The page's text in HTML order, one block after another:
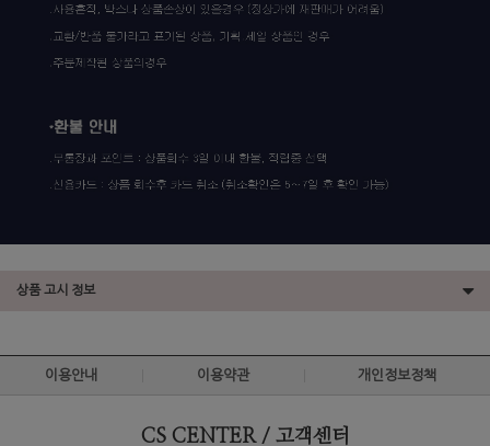
상품 고시 정보
이용안내 이용약관 개인정보정책
CS CENTER / 고객센터